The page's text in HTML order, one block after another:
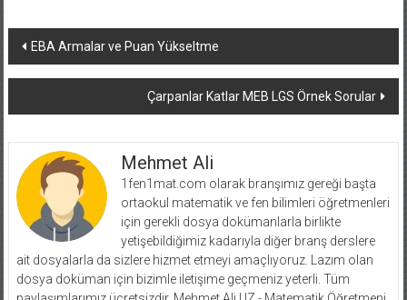
Yazı
dolaşımı
EBA Armalar ve Puan Yükseltme
Çarpanlar Katlar MEB LGS Örnek Sorular
Mehmet Ali
1fen1mat.com olarak branşımız gereği başta
ortaokul matematik ve fen bilimleri öğretmenleri
için gerekli dosya dokümanlarla birlikte
yetişebildiğimiz kadarıyla diğer branş derslere
ait dosyalarla da sizlere hizmet etmeyi amaçlıyoruz. Lazım olan
dosya doküman için bizimle iletişime geçmeniz yeterli. Tüm